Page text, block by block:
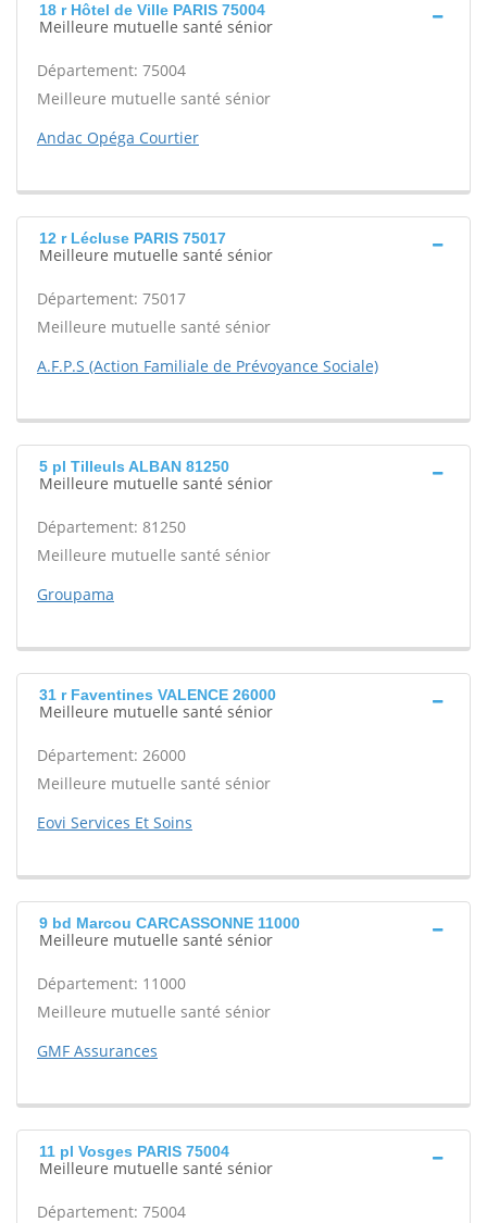
18 r Hôtel de Ville PARIS 75004
Meilleure mutuelle santé sénior
Département: 75004
Meilleure mutuelle santé sénior
Andac Opéga Courtier
12 r Lécluse PARIS 75017
Meilleure mutuelle santé sénior
Département: 75017
Meilleure mutuelle santé sénior
A.F.P.S (Action Familiale de Prévoyance Sociale)
5 pl Tilleuls ALBAN 81250
Meilleure mutuelle santé sénior
Département: 81250
Meilleure mutuelle santé sénior
Groupama
31 r Faventines VALENCE 26000
Meilleure mutuelle santé sénior
Département: 26000
Meilleure mutuelle santé sénior
Eovi Services Et Soins
9 bd Marcou CARCASSONNE 11000
Meilleure mutuelle santé sénior
Département: 11000
Meilleure mutuelle santé sénior
GMF Assurances
11 pl Vosges PARIS 75004
Meilleure mutuelle santé sénior
Département: 75004